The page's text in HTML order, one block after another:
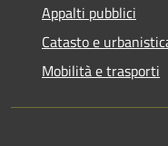
Appalti pubblici
Catasto e
Mobilità e trasporti